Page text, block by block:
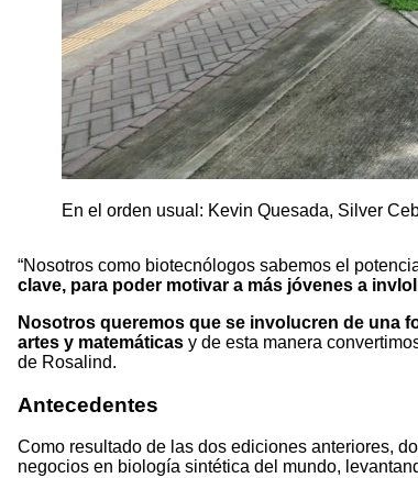
En el orden usual: Kevin Quesada, Silver
“Nosotros como biotecnólogos sabemos el
clave, para poder motivar a más jóvenes a
Nosotros queremos que se involucren de una
artes y matemáticas y de esta manera
de Rosalind.
Antecedentes
Como resultado de las dos ediciones anteriores,
negocios en biología sintética del mundo,